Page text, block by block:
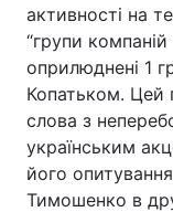
активності на
“групи компаній
оприлюднені 1
Копатьком. Цей
слова з
українським
його
Тимошенко в